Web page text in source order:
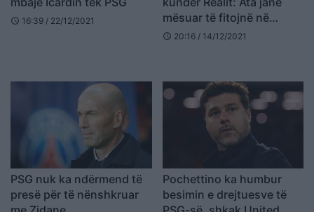
schedule 16:39 / 22/12/2021
mësuar të fitojnë në
Champions League
schedule 20:16 / 14/12/2021
PSG nuk ka ndërmend të
presë për të nënshkruar
Pochettino ka humbur
besimin e drejtuesve të